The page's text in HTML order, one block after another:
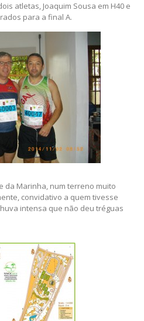
atletas, Joaquim Sousa em H40 e
para a final A.
da Marinha, num terreno muito
convidativo a quem tivesse
intensa que não deu tréguas